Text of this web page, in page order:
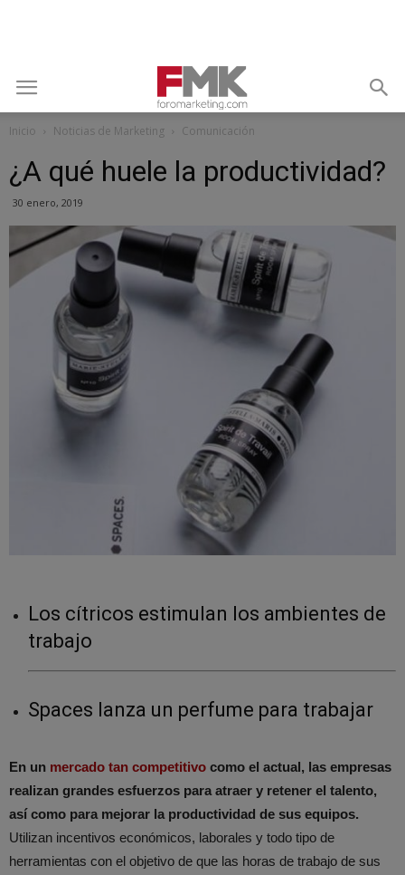
Inicio Noticias de Marketing Comunicación
¿A qué huele la productividad?
30 enero, 2019
Los cítricos estimulan los ambientes de
trabajo
Spaces lanza un perfume para trabajar
En un mercado tan competitivo como el actual, las empresas
realizan grandes esfuerzos para atraer y retener el talento,
así como para mejorar la productividad de sus equipos.
Utilizan incentivos económicos, laborales y todo tipo de
herramientas con el objetivo de que las horas de trabajo de sus